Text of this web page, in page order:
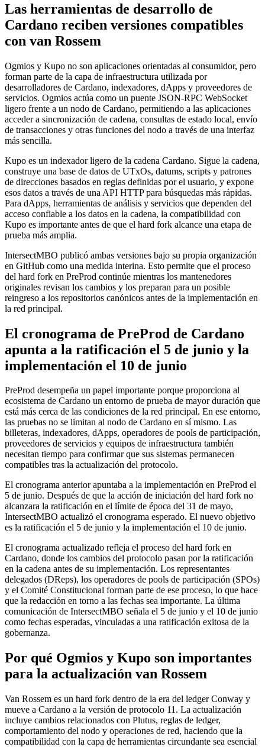
Las herramientas de desarrollo de
Cardano reciben versiones compatibles
con van Rossem
Ogmios y Kupo no son aplicaciones orientadas al consumidor, pero
forman parte de la capa de infraestructura utilizada por
desarrolladores de Cardano, indexadores, dApps y proveedores de
servicios. Ogmios actúa como un puente JSON-RPC WebSocket
ligero frente a un nodo de Cardano, permitiendo a las aplicaciones
acceder a sincronización de cadena, consultas de estado local, envío
de transacciones y otras funciones del nodo a través de una interfaz
más sencilla.
Kupo es un indexador ligero de la cadena Cardano. Sigue la cadena,
construye una base de datos de UTxOs, datums, scripts y patrones
de direcciones basados en reglas definidas por el usuario, y expone
esos datos a través de una API HTTP para búsquedas más rápidas.
Para dApps, herramientas de análisis y servicios que dependen del
acceso confiable a los datos en la cadena, la compatibilidad con
Kupo es importante antes de que el hard fork alcance una etapa de
prueba más amplia.
IntersectMBO publicó ambas versiones bajo su propia organización
en GitHub como una medida interina. Esto permite que el proceso
del hard fork en PreProd continúe mientras los mantenedores
originales revisan los cambios y los preparan para un posible
reingreso a los repositorios canónicos antes de la implementación en
la red principal.
El cronograma de PreProd de Cardano
apunta a la ratificación el 5 de junio y la
implementación el 10 de junio
PreProd desempeña un papel importante porque proporciona al
ecosistema de Cardano un entorno de prueba de mayor duración que
está más cerca de las condiciones de la red principal. En ese entorno,
las pruebas no se limitan al nodo de Cardano en sí mismo. Las
billeteras, indexadores, dApps, operadores de pools de participación,
proveedores de servicios y equipos de infraestructura también
necesitan tiempo para confirmar que sus sistemas permanecen
compatibles tras la actualización del protocolo.
El cronograma anterior apuntaba a la implementación en PreProd el
5 de junio. Después de que la acción de iniciación del hard fork no
alcanzara la ratificación en el límite de época del 31 de mayo,
IntersectMBO actualizó el cronograma esperado. El nuevo objetivo
es la ratificación el 5 de junio y la implementación el 10 de junio.
El cronograma actualizado refleja el proceso del hard fork en
Cardano, donde los cambios del protocolo pasan por la ratificación
en la cadena antes de su implementación. Los representantes
delegados (DReps), los operadores de pools de participación (SPOs)
y el Comité Constitucional forman parte de ese proceso, lo que hace
que la redacción en torno a las fechas sea importante. La última
comunicación de IntersectMBO señala el 5 de junio y el 10 de junio
como fechas esperadas, vinculadas a una ratificación exitosa de la
gobernanza.
Por qué Ogmios y Kupo son importantes
para la actualización van Rossem
Van Rossem es un hard fork dentro de la era del ledger Conway y
mueve a Cardano a la versión de protocolo 11. La actualización
incluye cambios relacionados con Plutus, reglas de ledger,
comportamiento del nodo y operaciones de red, haciendo que la
compatibilidad con la capa de herramientas circundante sea esencial